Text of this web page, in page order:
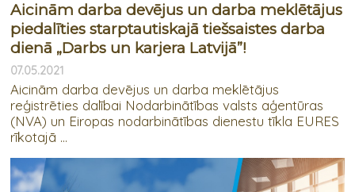
Aicinām darba devējus un darba meklētājus
piedalīties starptautiskajā tiešsaistes darba
dienā „Darbs un karjera Latvijā”!
07.05.2021
Aicinām darba devējus un darba meklētājus
reģistrēties dalībai Nodarbinātības valsts aģentūras
(NVA) un Eiropas nodarbinātības dienestu tīkla EURES
rīkotajā ...